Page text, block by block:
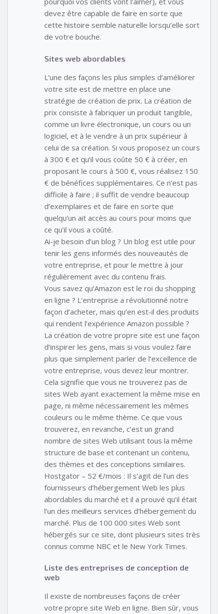
devez être capable de faire en sorte que
cette histoire semble naturelle lorsqu’elle sort
de votre bouche.
Sites web abordables
L’une des façons les plus simples d’améliorer
votre site est de mettre en place une
stratégie de création de prix. La création de
prix consiste à fabriquer un produit tangible,
comme un livre électronique, un cours ou un
logiciel, et à le vendre à un prix supérieur à
celui de sa création. Si vous proposez un cours
à 300 € et qu’il vous coûte 50 € à créer, en
proposant le cours à 500 €, vous réalisez 150
€ de bénéfices supplémentaires. Ce n’est pas
difficile à faire ; il suffit de vendre beaucoup
d’exemplaires et de faire en sorte que
quelqu’un ait accès au cours pour moins que
ce qu’il vous a coûté.
Ai-je besoin d’un blog ? Un blog est utile pour
tenir les gens informés des nouveautés de
votre entreprise, et pour le mettre à jour
régulièrement avec du contenu frais.
Vous savez qu’Amazon est le roi du shopping
en ligne ? L’entreprise a révolutionné notre
façon d’acheter, mais qu’en est-il des produits
qui rendent l’expérience Amazon possible ?
La création de votre propre site est une façon
d’inspirer les gens, mais si vous voulez faire
plus que simplement parler de l’excellence de
votre entreprise, vous devez leur montrer.
Cela signifie que vous ne trouverez pas de
sites Web ayant exactement la même mise en
page, ni même nécessairement les mêmes
couleurs ou le même thème. Ce que vous
trouverez, en revanche, c’est un grand
nombre de sites Web utilisant tous la même
structure de base et contenant un contenu,
des thèmes et des conceptions similaires.
Hostgator – 52 €/mois : Il s’agit de l’un des
fournisseurs d’hébergement Web les plus
abordables du marché et il a prouvé qu’il était
l’un des meilleurs services d’hébergement du
marché. Plus de 100 000 sites Web sont
hébergés sur ce site, dont plusieurs sites très
connus comme NBC et le New York Times.
Liste des entreprises de conception de
web
Il existe de nombreuses façons de créer
votre propre site Web en ligne. Bien sûr, vous